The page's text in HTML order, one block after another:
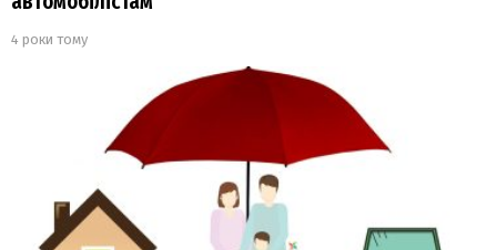
4 роки тому